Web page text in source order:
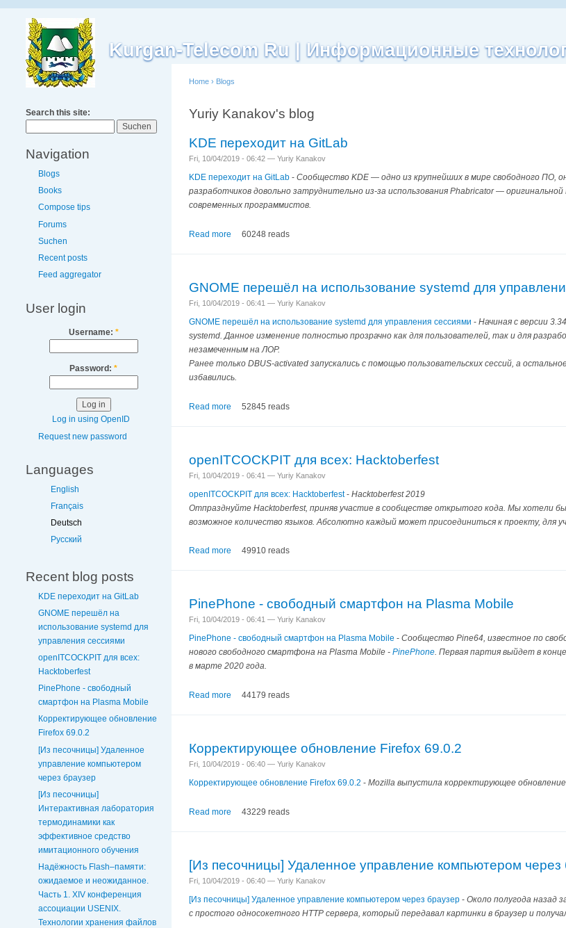
Kurgan-Telecom Ru | Информационные
Search this site:
Navigation
Blogs
Books
Compose tips
Forums
Suchen
Recent posts
Feed aggregator
User login
Username: *
Password: *
Log in using OpenID
Request new password
Languages
English
Français
Deutsch
Русский
Recent blog posts
KDE переходит на GitLab
GNOME перешёл на
использование systemd для
управления сессиями
openITCOCKPIT для всех:
Hacktoberfest
PinePhone - свободный
смартфон на Plasma Mobile
Корректирующее обновление
Firefox 69.0.2
[Из песочницы] Удаленное
управление компьютером
через браузер
[Из песочницы]
Интерактивная лаборатория
термодинамики как
эффективное средство
имитационного обучения
Надёжность Flash–памяти:
ожидаемое и неожиданное.
Часть 1. XIV конференция
ассоциации USENIX.
Технологии хранения файлов
Home › Blogs
Yuriy Kanakov's blog
KDE переходит на GitLab
Fri, 10/04/2019 - 06:42 — Yuriy Kanakov
KDE переходит на GitLab - Сообщество KDE — одно из крупнейших в мире свободного ПО,
разработчиков довольно затруднительно из-за использования Phabricator —
современных программистов.
Read more 60248 reads
GNOME перешёл на использование systemd для
Fri, 10/04/2019 - 06:41 — Yuriy Kanakov
GNOME перешёл на использование systemd для управления сессиями - Начиная с версии
systemd. Данное изменение полностью прозрачно как для пользователей, так и для
незамеченным на ЛОР.
Ранее только DBUS-activated запускались с помощью пользовательских сессий, а
избавились.
Read more 52845 reads
openITCOCKPIT для всех: Hacktoberfest
Fri, 10/04/2019 - 06:41 — Yuriy Kanakov
openITCOCKPIT для всех: Hacktoberfest- Hacktoberfest 2019
Отпразднуйте Hacktoberfest, приняв участие в сообществе открытого кода. Мы хотели
возможное количество языков. Абсолютно каждый может присоединиться к проекту, для
Read more 49910 reads
PinePhone - свободный смартфон на Plasma Mobile
Fri, 10/04/2019 - 06:41 — Yuriy Kanakov
PinePhone - свободный смартфон на Plasma Mobile - Сообщество Pine64, известное по
нового свободного смартфона на Plasma Mobile - PinePhone. Первая партия выйдет в
в марте 2020 года.
Read more 44179 reads
Корректирующее обновление Firefox 69.0.2
Fri, 10/04/2019 - 06:40 — Yuriy Kanakov
Корректирующее обновление Firefox 69.0.2 - Mozilla выпустила корректирующее
Read more 43229 reads
[Из песочницы] Удаленное управление компьютером через
Fri, 10/04/2019 - 06:40 — Yuriy Kanakov
[Из песочницы] Удаленное управление компьютером через браузер - Около полугода назад
с простого односокетного HTTP сервера, который передавал картинки в браузер и